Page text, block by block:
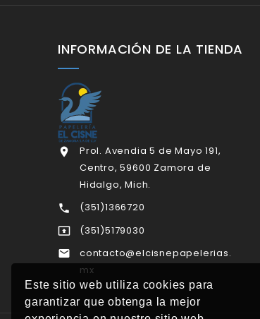
Este sitio web utiliza cookies para
garantizar que obtenga la mejor
INFORMACIÓN DE LA TIENDA

Prol. Avendia 5 de Mayo 191,
Centro, 59600 Zamora de
Hidalgo, Mich.
 (351)1366720
 (351)5179030

contacto@elcisnepapelerias.
mx